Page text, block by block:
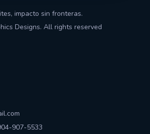
impacto sin fronteras.
Designs. All rights reserved
907-5533